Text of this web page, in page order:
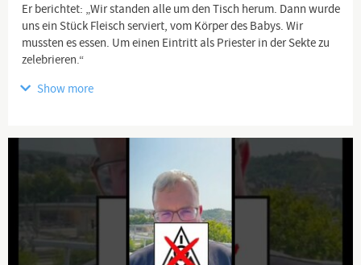
Er berichtet: „Wir standen alle um den Tisch herum. Dann wurde
uns ein Stück Fleisch serviert, vom Körper des Babys. Wir
mussten es essen. Um einen Eintritt als Priester in der Sekte zu
zelebrieren.“
NICHT VERPASSEN:
Überlebende von satanisch-rituellem Missbrauch -
(#SatanicRitualAbuse, SRA) ein Dokufilm von Lois Sasek
****ab dem 31.Oktober online****
www.kla.tv/39016
🔃 Teile dieses Video!! 🔃
Show more